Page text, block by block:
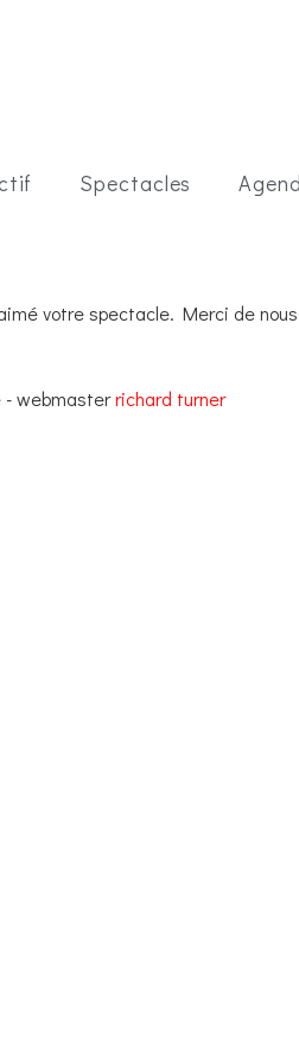
Spectacles
votre spectacle. Merci de
- webmasterrichard turner